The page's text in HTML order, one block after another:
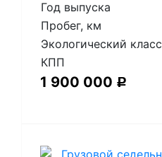
Год выпуска
Пробег, км
Экологический класс
КПП
1 900 000 Р